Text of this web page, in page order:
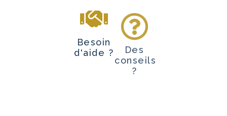
Besoin
d'aide ?
Des
conseils
?